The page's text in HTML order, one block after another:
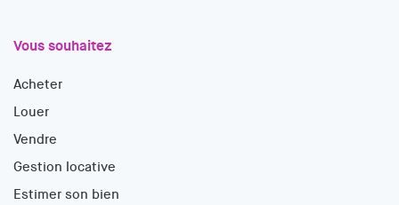
Vous souhaitez
Acheter
Louer
Vendre
Gestion locative
Estimer son bien